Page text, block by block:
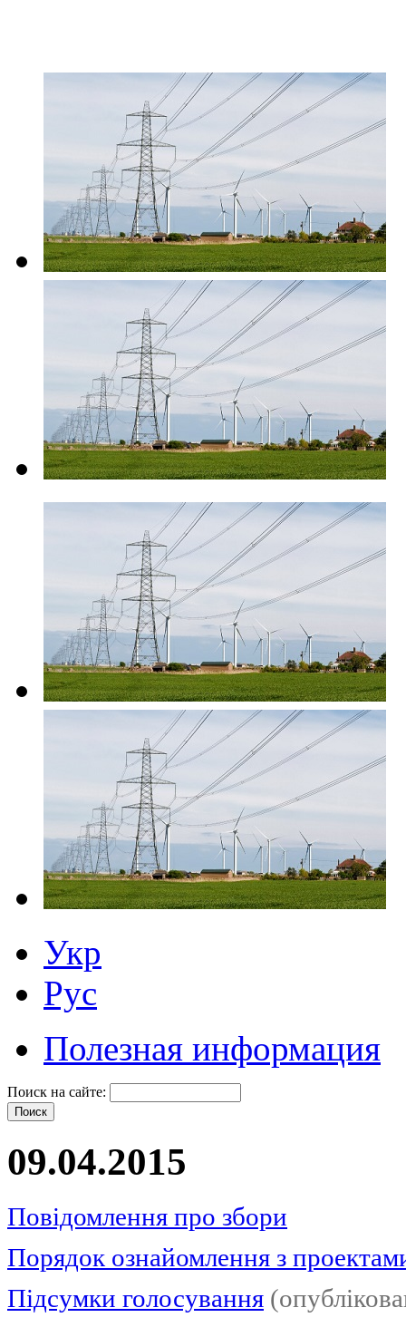
Укр
Рус
Полезная информация
Поиск на сайте:
09.04.2015
Повідомлення про збори
Порядок ознайомлення з
Підсумки голосування